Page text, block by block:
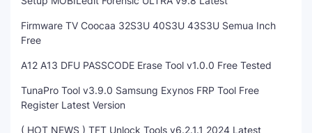
Firmware TV Coocaa 32S3U 40S3U 43S3U Semua Inch
Free
A12 A13 DFU PASSCODE Erase Tool v1.0.0 Free Tested
TunaPro Tool v3.9.0 Samsung Exynos FRP Tool Free
Register Latest Version
( HOT NEWS ) TFT Unlock Tools v6.2.1.1 2024 Latest